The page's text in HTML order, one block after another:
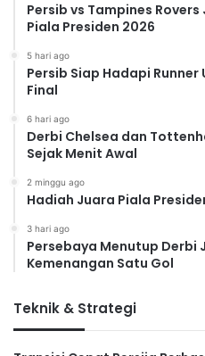
Persib vs Tampines
Piala Presiden 2026
5 hari ago
Persib Siap Hadapi Runner
Final
6 hari ago
Derbi Chelsea dan
Sejak Menit Awal
2 minggu ago
Hadiah Juara Piala
3 hari ago
Persebaya Menutup Derbi
Kemenangan Satu Gol
Teknik & Strategi